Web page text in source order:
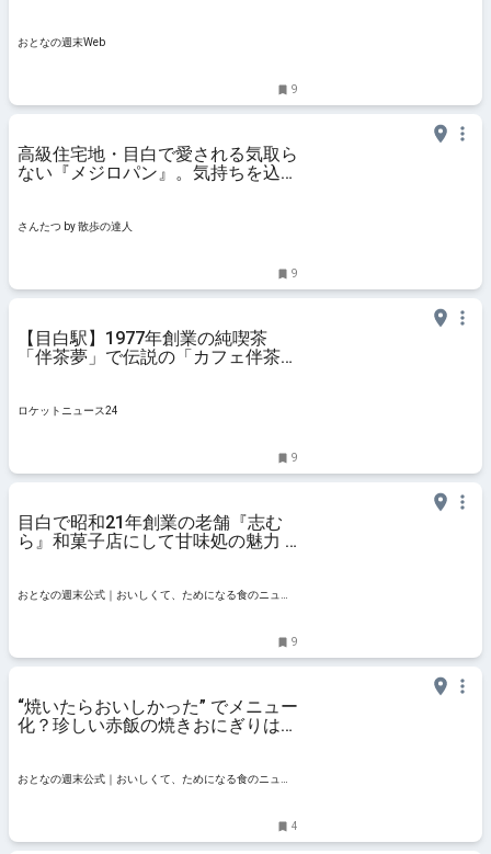
おとなの週末Web
9
高級住宅地・目白で愛される気取ら
ない『メジロパン』。気持ちを込め
人
さんたつ by 散歩の達人
9
【目白駅】1977年創業の純喫茶
「伴茶夢」で伝説の「カフェ伴茶
ロケットニュース24
9
目白で昭和21年創業の老舗『志む
ら』和菓子店にして甘味処の魅力 -
おとなの週末公式｜おいしくて、ためになる食のニュー
9
“焼いたらおいしかった” でメニュー
化？珍しい赤飯の焼きおにぎりは、
しくて、ためになる食のニュースサ
おとなの週末公式｜おいしくて、ためになる食のニュー
4